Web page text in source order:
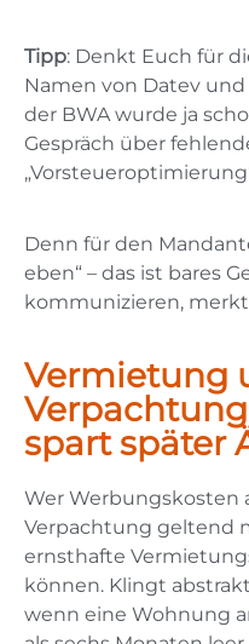
Tipp: Denkt Euch für
Namen von Datev und
der BWA wurde ja
Gespräch über
Denn für den
eben“ – das ist bares
kommunizieren, merkt
Vermietung
spart später
Wer Werbungskosten
Verpachtung geltend
ernsthafte
können. Klingt
wenn eine Wohnung